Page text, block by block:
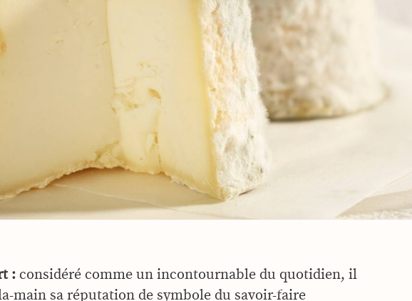
: considéré comme un incontournable du quotidien, il
main sa réputation de symbole du savoir-faire